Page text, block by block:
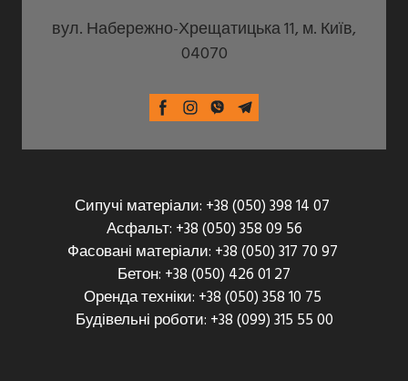
вул. Набережно-Хрещатицька 11, м. Київ,
04070
Сипучі матеріали: +38 (050) 398 14 07
Асфальт: +38 (050) 358 09 56
Фасовані матеріали: +38 (050) 317 70 97
Бетон: +38 (050) 426 01 27
Оренда техніки: +38 (050) 358 10 75
Будівельні роботи: +38 (099) 315 55 00